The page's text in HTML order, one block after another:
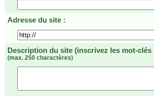
Adresse du site :
Description du site (inscrivez les mot-
(max. 250 charactères)